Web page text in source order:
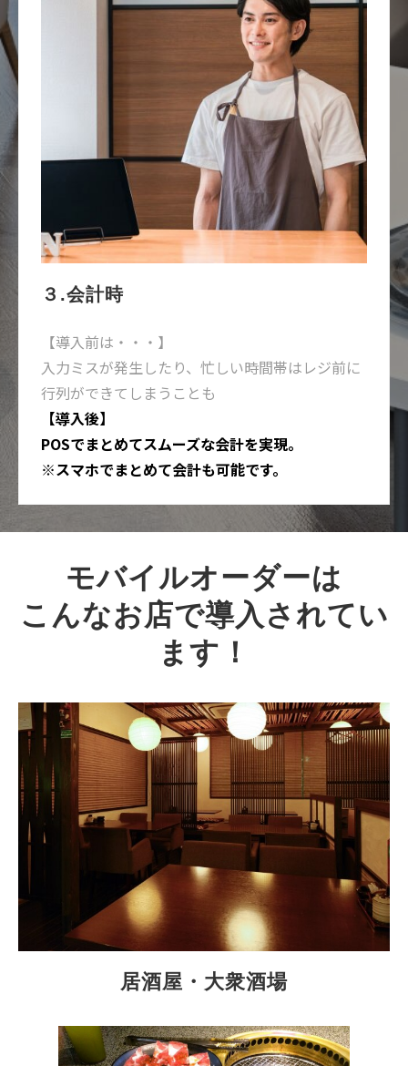
３.会計時
【導入前は・・・】
入力ミスが発生したり、忙しい時間帯はレジ前に
行列ができてしまうことも
【導入後】
POSでまとめてスムーズな会計を実現。
※スマホでまとめて会計も可能です。
モバイルオーダーは
こんなお店で導入されてい
ます！
居酒屋・大衆酒場